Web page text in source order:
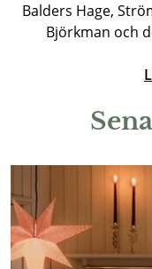
Balders Hage,
Björkman och